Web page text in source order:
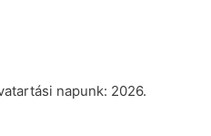
napunk: 2026.